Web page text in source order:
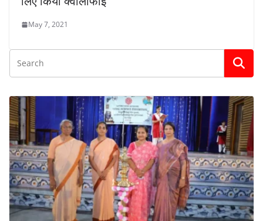
May 7, 2021